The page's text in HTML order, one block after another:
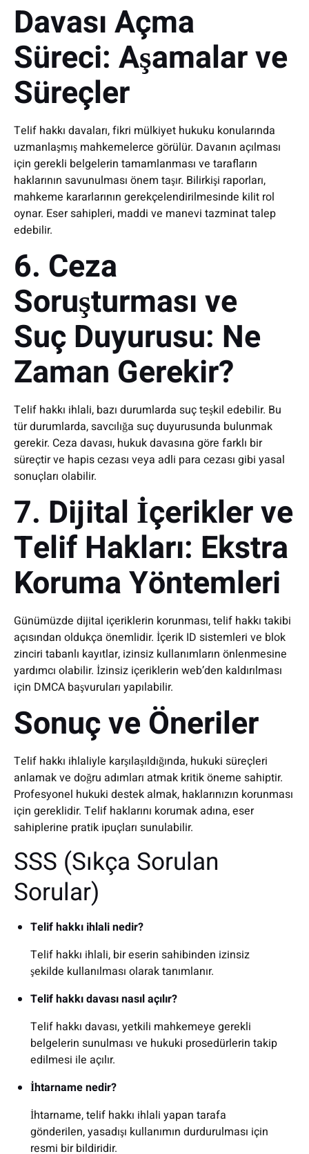
Davası Açma
Süreci: Aşamalar ve
Süreçler
Telif hakkı davaları, fikri mülkiyet hukuku konularında
uzmanlaşmış mahkemelerce görülür. Davanın açılması
için gerekli belgelerin tamamlanması ve tarafların
haklarının savunulması önem taşır. Bilirkişi raporları,
mahkeme kararlarının gerekçelendirilmesinde kilit rol
oynar. Eser sahipleri, maddi ve manevi tazminat talep
edebilir.
6. Ceza
Soruşturması ve
Suç Duyurusu: Ne
Zaman Gerekir?
Telif hakkı ihlali, bazı durumlarda suç teşkil edebilir. Bu
tür durumlarda, savcılığa suç duyurusunda bulunmak
gerekir. Ceza davası, hukuk davasına göre farklı bir
süreçtir ve hapis cezası veya adli para cezası gibi yasal
sonuçları olabilir.
7. Dijital İçerikler ve
Telif Hakları: Ekstra
Koruma Yöntemleri
Günümüzde dijital içeriklerin korunması, telif hakkı takibi
açısından oldukça önemlidir. İçerik ID sistemleri ve blok
zinciri tabanlı kayıtlar, izinsiz kullanımların önlenmesine
yardımcı olabilir. İzinsiz içeriklerin web’den kaldırılması
için DMCA başvuruları yapılabilir.
Sonuç ve Öneriler
Telif hakkı ihlaliyle karşılaşıldığında, hukuki süreçleri
anlamak ve doğru adımları atmak kritik öneme sahiptir.
Profesyonel hukuki destek almak, haklarınızın korunması
için gereklidir. Telif haklarını korumak adına, eser
sahiplerine pratik ipuçları sunulabilir.
SSS (Sıkça Sorulan
Sorular)
Telif hakkı ihlali nedir?
Telif hakkı ihlali, bir eserin sahibinden izinsiz
şekilde kullanılması olarak tanımlanır.
Telif hakkı davası nasıl açılır?
Telif hakkı davası, yetkili mahkemeye gerekli
belgelerin sunulması ve hukuki prosedürlerin takip
edilmesi ile açılır.
İhtarname nedir?
İhtarname, telif hakkı ihlali yapan tarafa
gönderilen, yasadışı kullanımın durdurulması için
resmi bir bildiridir.